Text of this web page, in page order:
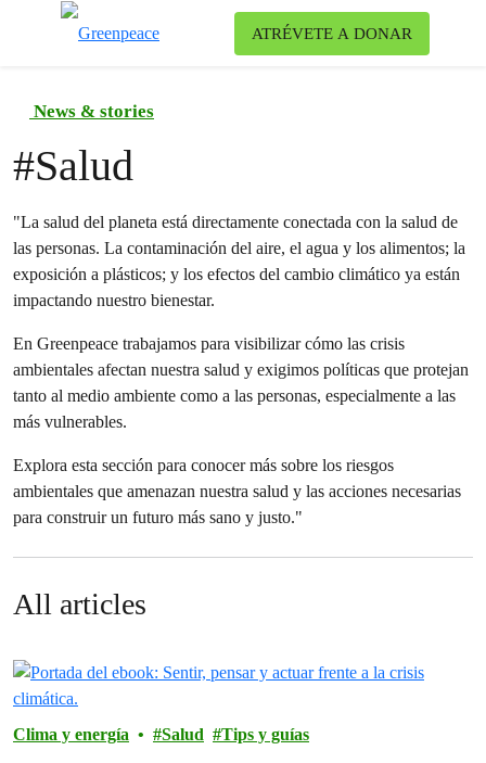
ATRÉVETE A DONAR
News & stories
#Salud
"La salud del planeta está directamente conectada con la salud de
las personas. La contaminación del aire, el agua y los alimentos; la
exposición a plásticos; y los efectos del cambio climático ya están
impactando nuestro bienestar.
En Greenpeace trabajamos para visibilizar cómo las crisis
ambientales afectan nuestra salud y exigimos políticas que protejan
tanto al medio ambiente como a las personas, especialmente a las
más vulnerables.
Explora esta sección para conocer más sobre los riesgos
ambientales que amenazan nuestra salud y las acciones necesarias
para construir un futuro más sano y justo."
All articles
Clima y energía Salud Tips y guías